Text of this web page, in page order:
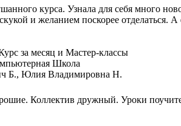
курса. Узнала для себя много
и желанием поскорее отделаться.
за месяц и Мастер-классы
Школа
Б., Юлия Владимировна Н.
Коллектив дружный. Уроки